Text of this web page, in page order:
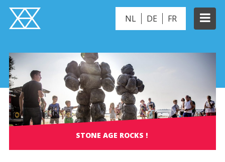
NL DE FR
STONE AGE ROCKS !